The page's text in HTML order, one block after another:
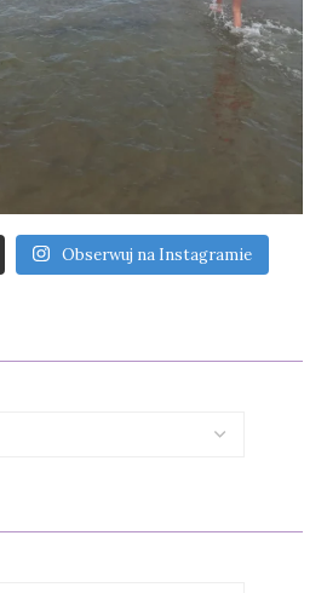
Obserwuj na Instagramie